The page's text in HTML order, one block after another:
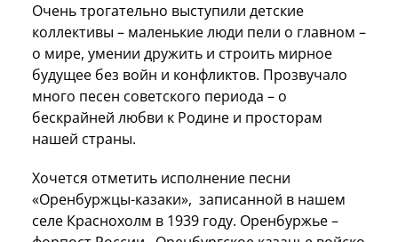
Очень трогательно выступили детские
коллективы – маленькие люди пели о главном –
о мире, умении дружить и строить мирное
будущее без войн и конфликтов. Прозвучало
много песен советского периода – о
бескрайней любви к Родине и просторам
нашей страны.
Хочется отметить исполнение песни
«Оренбуржцы-казаки», записанной в нашем
селе Краснохолм в 1939 году. Оренбуржье –